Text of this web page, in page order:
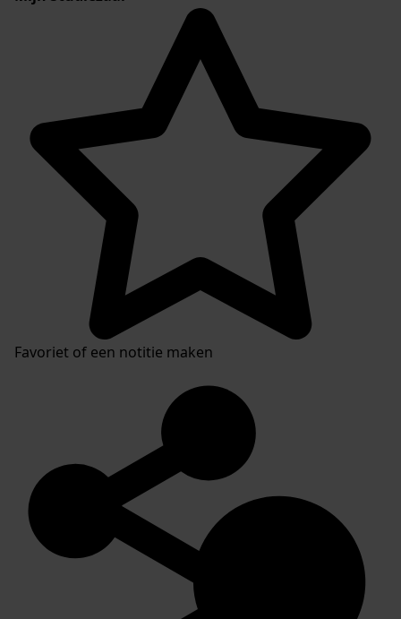
Favoriet of een notitie maken